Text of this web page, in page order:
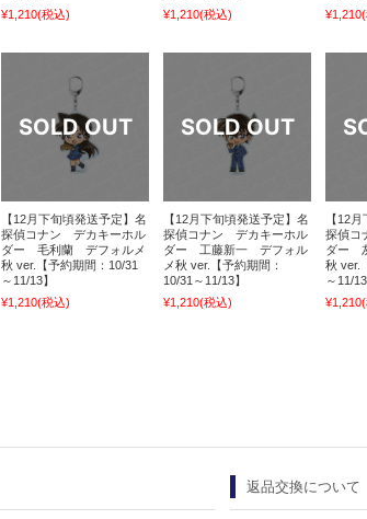
¥1,210(税込)
¥1,210(税込)
¥1,210
【12月下旬頃発送予定】名
探偵コナン デカキーホル
ダー 毛利蘭 デフォルメ
秋 ver.【予約期間：10/31
～11/13】
¥1,210(税込)
【12月下旬頃発送予定】名
探偵コナン デカキーホル
ダー 工藤新一 デフォル
メ秋 ver.【予約期間：
10/31～11/13】
¥1,210(税込)
【12
探偵コ
ダー
秋 ver.
～11/13
¥1,210
返品交換について